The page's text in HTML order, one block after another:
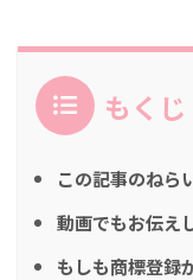
もくじ
この記事のねら
動画でもお伝え
もしも商標登録